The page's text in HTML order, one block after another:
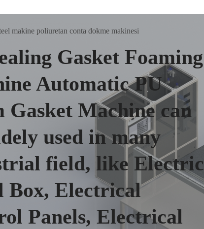
makine poliuretan conta dokme makinesi
Gasket Foaming
Automatic PU
Gasket Machine can
used in many
field, like Electric
Box, Electrical
Panels, Electrical